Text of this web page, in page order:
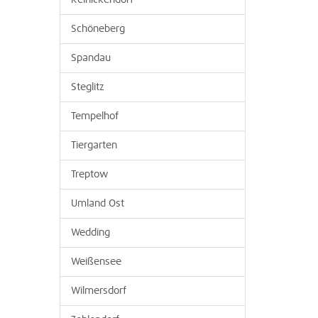
Schöneberg
Spandau
Steglitz
Tempelhof
Tiergarten
Treptow
Umland Ost
Wedding
Weißensee
Wilmersdorf